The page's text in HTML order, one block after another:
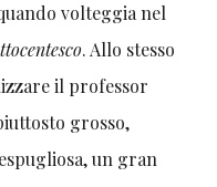
volteggia nel
. Allo stesso
il professor
grosso,
un gran